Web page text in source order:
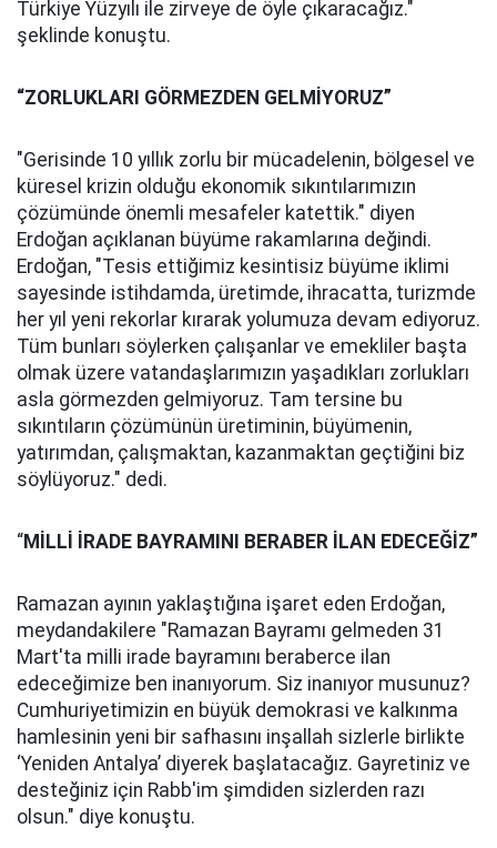
Türkiye Yüzyılı ile zirveye de öyle çıkaracağız."
şeklinde konuştu.
“ZORLUKLARI GÖRMEZDEN GELMİYORUZ”
"Gerisinde 10 yıllık zorlu bir mücadelenin, bölgesel ve
küresel krizin olduğu ekonomik sıkıntılarımızın
çözümünde önemli mesafeler katettik." diyen
Erdoğan açıklanan büyüme rakamlarına değindi.
Erdoğan, "Tesis ettiğimiz kesintisiz büyüme iklimi
sayesinde istihdamda, üretimde, ihracatta, turizmde
her yıl yeni rekorlar kırarak yolumuza devam ediyoruz.
Tüm bunları söylerken çalışanlar ve emekliler başta
olmak üzere vatandaşlarımızın yaşadıkları zorlukları
asla görmezden gelmiyoruz. Tam tersine bu
sıkıntıların çözümünün üretiminin, büyümenin,
yatırımdan, çalışmaktan, kazanmaktan geçtiğini biz
söylüyoruz." dedi.
“MİLLİ İRADE BAYRAMINI BERABER İLAN EDECEĞİZ”
Ramazan ayının yaklaştığına işaret eden Erdoğan,
meydandakilere "Ramazan Bayramı gelmeden 31
Mart'ta milli irade bayramını beraberce ilan
edeceğimize ben inanıyorum. Siz inanıyor musunuz?
Cumhuriyetimizin en büyük demokrasi ve kalkınma
hamlesinin yeni bir safhasını inşallah sizlerle birlikte
‘Yeniden Antalya’ diyerek başlatacağız. Gayretiniz ve
desteğiniz için Rabb'im şimdiden sizlerden razı
olsun." diye konuştu.